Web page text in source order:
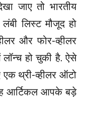
जाए तो भारतीय
लिस्ट मौजूद हो
और फोर-व्हीलर
हो चुकी है. ऐसे
थ्री-व्हीलर ऑटो
आर्टिकल आपके बड़े